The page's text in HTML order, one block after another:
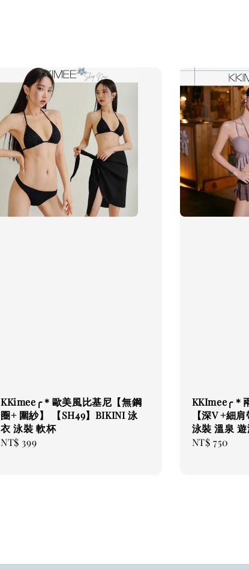
KKimee╭＊歐美風比基尼【無鋼
圈+ 圍紗】 【SH49】BIKINI 泳
衣 泳裝 軟杯
Regular
NT$ 399
KKImee╭＊
【深V +細
泳裝 溫泉
Regular
NT$ 750